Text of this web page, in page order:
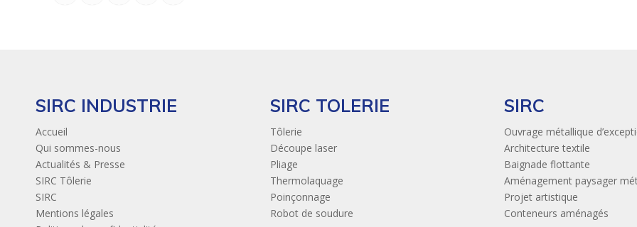
SIRC INDUSTRIE
Accueil
Qui sommes-nous
Actualités & Presse
SIRC Tôlerie
SIRC
Mentions légales
SIRC TOLERIE
Tôlerie
Découpe laser
Pliage
Thermolaquage
Poinçonnage
Robot de soudure
SIRC
Ouvrage métallique
Architecture textile
Baignade flottante
Aménagement paysager
Projet artistique
Conteneurs aménagés